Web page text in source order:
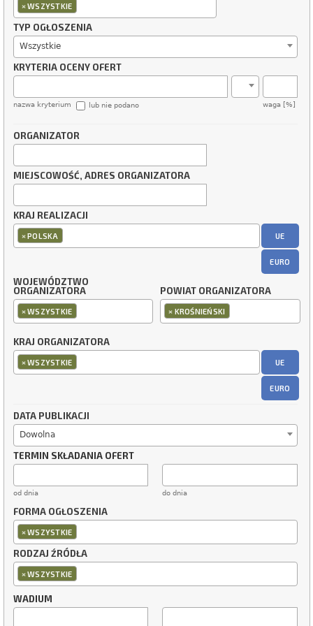
×WSZYSTKIE
TYP OGŁOSZENIA
Wszystkie
KRYTERIA OCENY OFERT
nazwa kryterium waga [%]
lub nie podano
ORGANIZATOR
MIEJSCOWOŚĆ, ADRES ORGANIZATORA
KRAJ REALIZACJI
×POLSKA UE
EURO
WOJEWÓDZTWO
ORGANIZATORA
×WSZYSTKIE
POWIAT ORGANIZATORA
× KROŚNIEŃSKI
KRAJ ORGANIZATORA
×WSZYSTKIE UE
EURO
DATA PUBLIKACJI
Dowolna
TERMIN SKŁADANIA OFERT
od dnia do dnia
FORMA OGŁOSZENIA
×WSZYSTKIE
RODZAJ ŹRÓDŁA
×WSZYSTKIE
WADIUM